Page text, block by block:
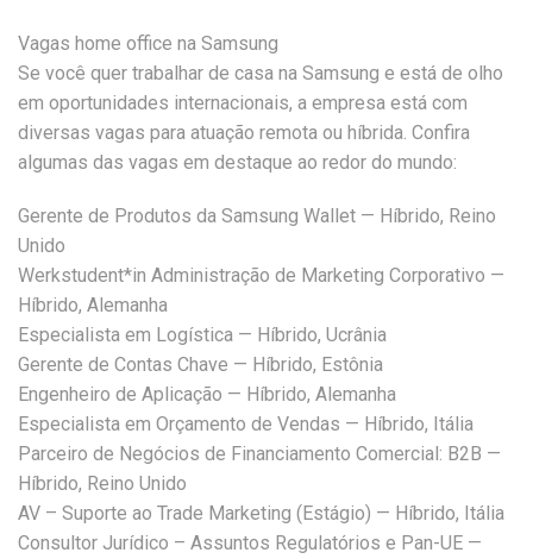
Vagas home office na Samsung
Se você quer trabalhar de casa na Samsung e está de olho
em oportunidades internacionais, a empresa está com
diversas vagas para atuação remota ou híbrida. Confira
algumas das vagas em destaque ao redor do mundo:
Gerente de Produtos da Samsung Wallet — Híbrido, Reino
Unido
Werkstudent*in Administração de Marketing Corporativo —
Híbrido, Alemanha
Especialista em Logística — Híbrido, Ucrânia
Gerente de Contas Chave — Híbrido, Estônia
Engenheiro de Aplicação — Híbrido, Alemanha
Especialista em Orçamento de Vendas — Híbrido, Itália
Parceiro de Negócios de Financiamento Comercial: B2B —
Híbrido, Reino Unido
AV – Suporte ao Trade Marketing (Estágio) — Híbrido, Itália
Consultor Jurídico – Assuntos Regulatórios e Pan-UE —